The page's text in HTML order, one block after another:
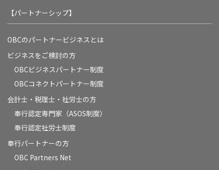
【パートナーシップ】
OBCのパートナービジネスとは
ビジネスをご検討の方
OBCビジネスパートナー制度
OBCコネクトパートナー制度
会計士・税理士・社労士の方
奉行認定専門家（ASOS制度）
奉行認定社労士制度
奉行パートナーの方
OBC Partners Net